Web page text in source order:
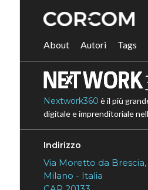
About Autori Tags
Nextwork360 è il più
digitale e imprenditoriale
Indirizzo
Via Moretto da Brescia,
Milano - Italia